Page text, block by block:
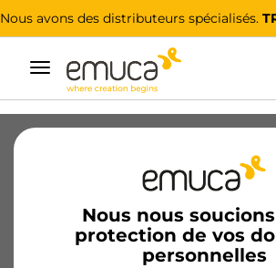
Nous avons des distributeurs spécialisés.
Alterner
navigation
Nous nous
protection de vos
personnelles
Charnières
Cuisine Montage
Poignées Pieds